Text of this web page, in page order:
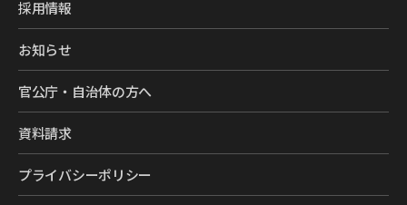
採用情報
お知らせ
官公庁・自治体の方へ
資料請求
プライバシーポリシー